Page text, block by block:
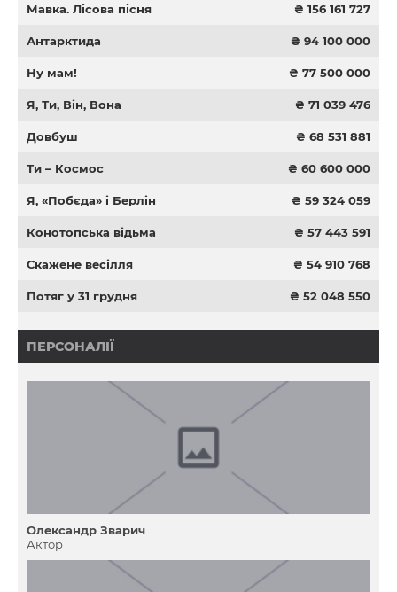
Мавка. Лісова пісня ₴ 156 161 727
Антарктида ₴ 94 100 000
Ну мам! ₴ 77 500 000
Я, Ти, Він, Вона ₴ 71 039 476
Довбуш ₴ 68 531 881
Ти – Космос ₴ 60 600 000
Я, «Побєда» і Берлін ₴ 59 324 059
Конотопська відьма ₴ 57 443 591
Скажене весілля ₴ 54 910 768
Потяг у 31 грудня ₴ 52 048 550
ПЕРСОНАЛІЇ
Олександр Зварич
Актор